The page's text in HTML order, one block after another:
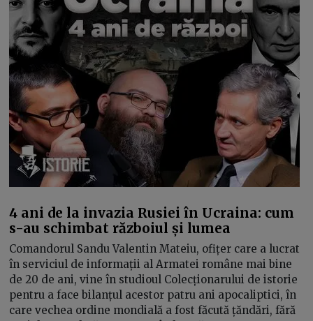
4 ani de la invazia Rusiei în Ucraina: cum
s-au schimbat războiul și lumea
Comandorul Sandu Valentin Mateiu, ofițer care a lucrat
în serviciul de informații al Armatei române mai bine
de 20 de ani, vine în studioul Colecționarului de istorie
pentru a face bilanțul acestor patru ani apocaliptici, în
care vechea ordine mondială a fost făcută țăndări, fără